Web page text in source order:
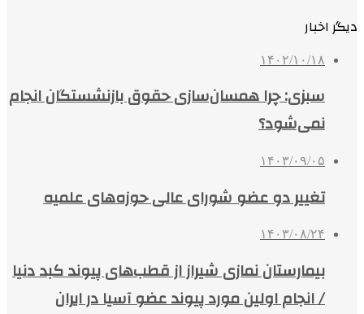
دیگر اخبار
۱۴۰۲/۱۰/۱۸
سبزی: چرا همسان‌سازی حقوق بازنشستگان انجام
نمی‌شود؟
۱۴۰۳/۰۹/۰۵
تغییر دو عضو شورای عالی حوزه‌های علمیه
۱۴۰۳/۰۸/۲۴
بیمارستان نمازی شیراز از قطب‌های پیوند کبد دنیا
/ انجام اولین مورد پیوند عضو آسیا در ایران